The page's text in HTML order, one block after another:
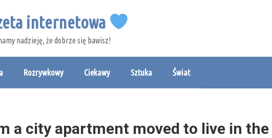
internetowa
nadzieję, że dobrze się bawisz!
Rozrywkowy Ciekawy Sztuka Świat
a city apartment moved to live in the